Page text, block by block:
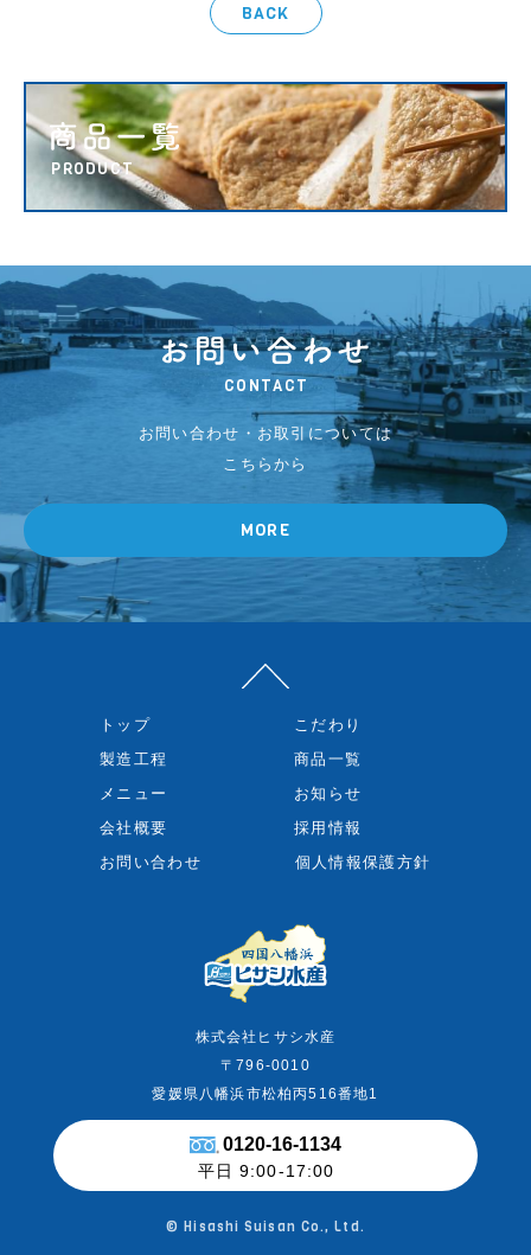
BACK
PRODUCT
CONTACT
お問い合わせ・お取引については
こちらから
MORE
株式会社ヒサシ水産
〒796-0010
愛媛県八幡浜市松柏丙516番地1
0120-16-1134
平日 9:00-17:00
© Hisashi Suisan Co., Ltd.
トップ
こだわり
製造工程
商品一覧
メニュー
お知らせ
会社概要
採用情報
お問い合わせ
個人情報保護方針